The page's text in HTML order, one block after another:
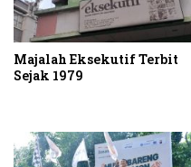
Majalah Eksekutif Terbit
Sejak 1979